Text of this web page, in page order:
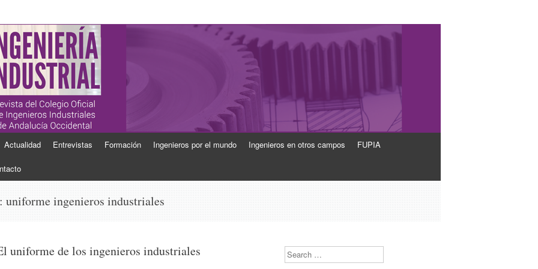
de Andalucía Occidental
Actualidad Entrevistas Formación Ingenieros por el mundo Ingenieros en otros campos FUPIA
uniforme ingenieros industriales
uniforme de los ingenieros industriales Search